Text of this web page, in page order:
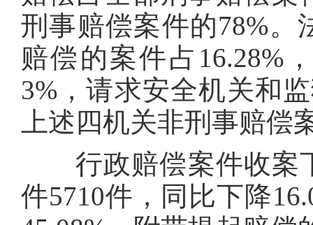
刑事赔偿案件的78%。
赔偿的案件占16.28%
3%，请求安全机关和
上述四机关非刑事赔偿
行政赔偿案件收案
件5710件，同比下降